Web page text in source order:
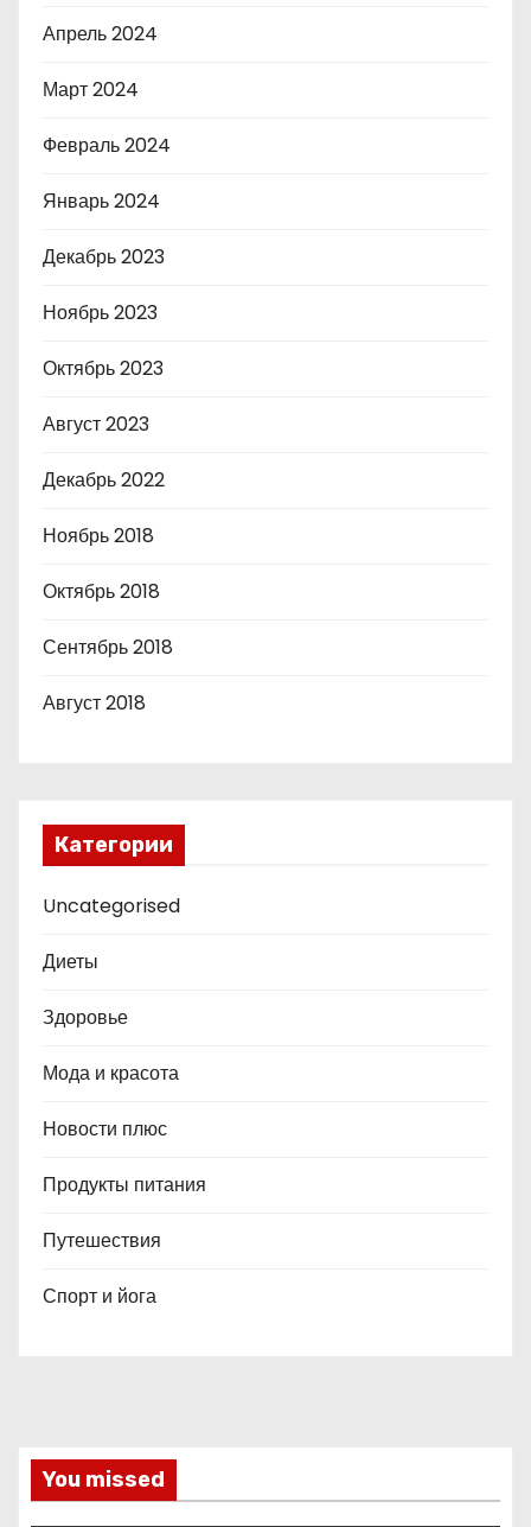
Апрель 2024
Март 2024
Февраль 2024
Январь 2024
Декабрь 2023
Ноябрь 2023
Октябрь 2023
Август 2023
Декабрь 2022
Ноябрь 2018
Октябрь 2018
Сентябрь 2018
Август 2018
Категории
Uncategorised
Диеты
Здоровье
Мода и красота
Новости плюс
Продукты питания
Путешествия
Спорт и йога
You missed